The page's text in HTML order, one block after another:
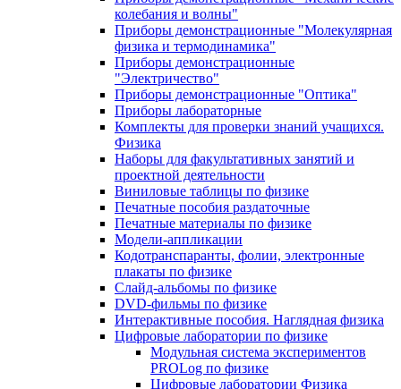
колебания и волны"
Приборы демонстрационные "Молекулярная
физика и термодинамика"
Приборы демонстрационные
"Электричество"
Приборы демонстрационные "Оптика"
Приборы лабораторные
Комплекты для проверки знаний учащихся.
Физика
Наборы для факультативных занятий и
проектной деятельности
Виниловые таблицы по физике
Печатные пособия раздаточные
Печатные материалы по физике
Модели-аппликации
Кодотранспаранты, фолии, электронные
плакаты по физике
Слайд-альбомы по физике
DVD-фильмы по физике
Интерактивные пособия. Наглядная физика
Цифровые лаборатории по физике
Модульная система экспериментов
PROLog по физике
Цифровые лаборатории Физика